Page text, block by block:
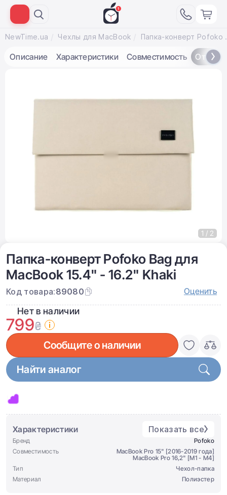
NewTime.ua Чехлы для MacBook Папка-
Описание Характеристики Совместимость Отзывы
Папка-конверт Pofoko Bag для
MacBook 15.4" - 16.2" Khaki
Код товара:89080 Оценить
Нет в наличии
799₴
Сообщите о наличии
Найти аналог
Характеристики Показать все
Бренд
Pofoko
Совместимость
MacBook Pro 15" [2016-2019 года]
MacBook Pro 16,2" [M1 - M4]
Тип
Чехол-папка
Материал
Полиэстер
1 / 2